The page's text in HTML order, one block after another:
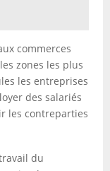
commerces
zones les plus
les entreprises
des salariés
les contreparties
du